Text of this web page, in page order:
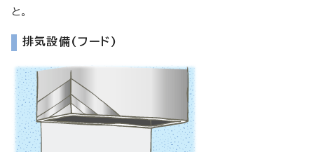
と。
排気設備(フード)